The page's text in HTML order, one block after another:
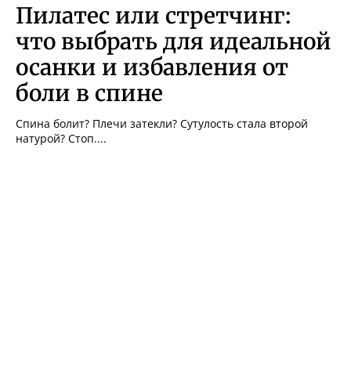
Пилатес или стретчинг:
что выбрать для идеальной
осанки и избавления от
боли в спине
Спина болит? Плечи затекли? Сутулость стала второй
натурой? Стоп....